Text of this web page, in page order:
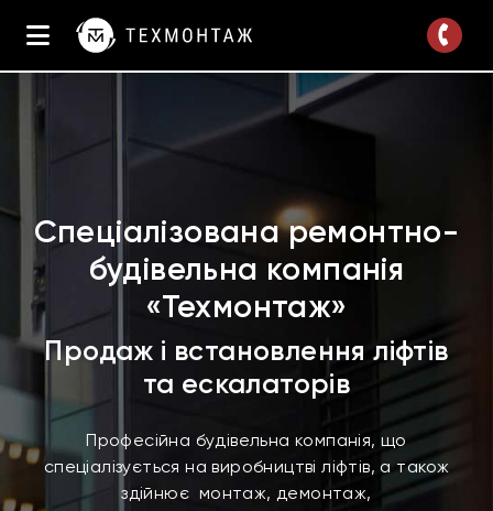
Спеціалізована ремонтно-
будівельна компанія
«Техмонтаж»
Продаж і встановлення ліфтів
та ескалаторів
Професійна будівельна компанія, що
спеціалізується на виробництві ліфтів, а також
здійнює монтаж, демонтаж,